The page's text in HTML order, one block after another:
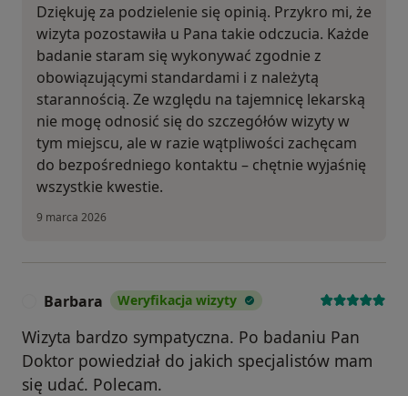
Dziękuję za podzielenie się opinią. Przykro mi, że
wizyta pozostawiła u Pana takie odczucia. Każde
badanie staram się wykonywać zgodnie z
obowiązującymi standardami i z należytą
starannością. Ze względu na tajemnicę lekarską
nie mogę odnosić się do szczegółów wizyty w
tym miejscu, ale w razie wątpliwości zachęcam
do bezpośredniego kontaktu – chętnie wyjaśnię
wszystkie kwestie.
9 marca 2026
Barbara Weryfikacja wizyty
Wizyta bardzo sympatyczna. Po badaniu Pan
Doktor powiedział do jakich specjalistów mam
się udać. Polecam.